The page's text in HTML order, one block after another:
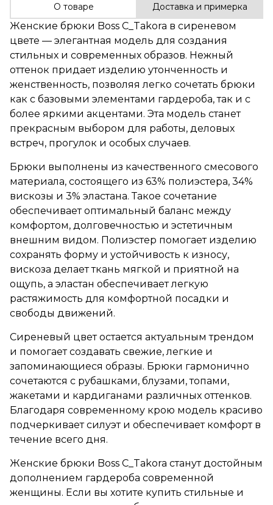
О товаре Доставка и примерка
Женские брюки Boss C_Takora в сиреневом
цвете — элегантная модель для создания
стильных и современных образов. Нежный
оттенок придает изделию утонченность и
женственность, позволяя легко сочетать брюки
как с базовыми элементами гардероба, так и с
более яркими акцентами. Эта модель станет
прекрасным выбором для работы, деловых
встреч, прогулок и особых случаев.
Брюки выполнены из качественного смесового
материала, состоящего из 63% полиэстера, 34%
вискозы и 3% эластана. Такое сочетание
обеспечивает оптимальный баланс между
комфортом, долговечностью и эстетичным
внешним видом. Полиэстер помогает изделию
сохранять форму и устойчивость к износу,
вискоза делает ткань мягкой и приятной на
ощупь, а эластан обеспечивает легкую
растяжимость для комфортной посадки и
свободы движений.
Сиреневый цвет остается актуальным трендом
и помогает создавать свежие, легкие и
запоминающиеся образы. Брюки гармонично
сочетаются с рубашками, блузами, топами,
жакетами и кардиганами различных оттенков.
Благодаря современному крою модель красиво
подчеркивает силуэт и обеспечивает комфорт в
течение всего дня.
Женские брюки Boss C_Takora станут достойным
дополнением гардероба современной
женщины. Если вы хотите купить стильные и